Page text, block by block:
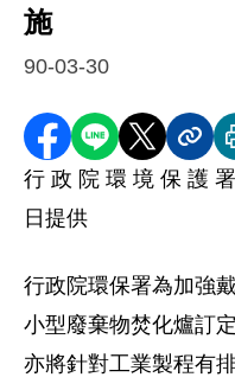
施
90-03-30
分享至 Facebook
分享到 LINE
分享到 X
分享
行 政 院 環 境 保 護
日提供
行政院環保署為加強
小型廢棄物焚化爐訂
亦將針對工業製程有